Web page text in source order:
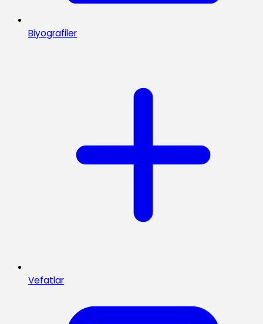
Biyografiler
Vefatlar